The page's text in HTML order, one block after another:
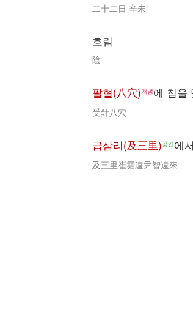
二十二日 辛未
흐림
陰
팔혈(八穴)개념에 침을
受針八穴
급삼리(及三里)공간에서
及三里崔雲遠尹智遠來